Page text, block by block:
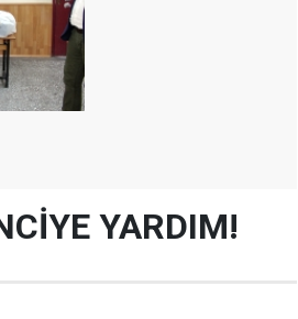
YARDIM!